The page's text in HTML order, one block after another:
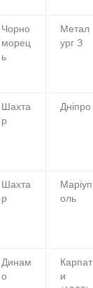
Чорно
морец
ь
Метал
ург З
Шахта
р
Дніпро
Шахта
р
Маріуп
оль
Динам
о
Карпат
и